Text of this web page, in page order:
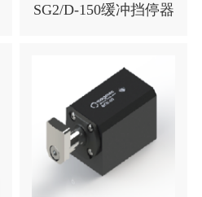
SG2/D-150缓冲挡停器